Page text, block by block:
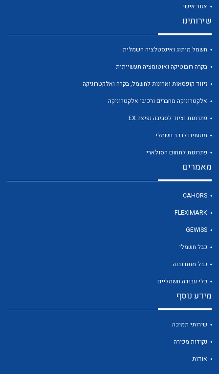
לכל מוצרי היצרן
אזור אישי
שירותינו
חשמל מיתוג ואינסטלציה חשמלית
בקרה רובוטיקה ואוטומציה תעשייתית
זיווד קופסאות וארונות לחשמל, בקרה ואלקטרוניקה
אלקטרוניקה מחברים ורכיבי אלקטרוניקה
פתרונות וציוד לסביבה נפיצה EX
מטענים לרכב חשמלי
פתרונות לתחום הסולארי
מאמרים
CAHORS
FLEXIMARK
GEWISS
כבל חשמלי
כבל מתח גבוה
כלי עבודה חשמליים
מידע נוסף
שירותי תמיכה
נקודות מכירה
אודות